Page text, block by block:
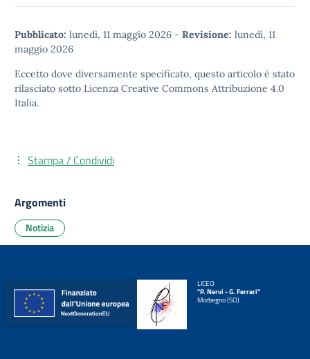
Pubblicato: lunedì, 11 maggio 2026 - Revisione: lunedì, 11
maggio 2026
Eccetto dove diversamente specificato, questo articolo è stato
rilasciato sotto Licenza Creative Commons Attribuzione 4.0
Italia.
Stampa / Condividi
Argomenti
Notizia
LICEO
"P. Nervi - G. Ferrari"
Morbegno (SO)